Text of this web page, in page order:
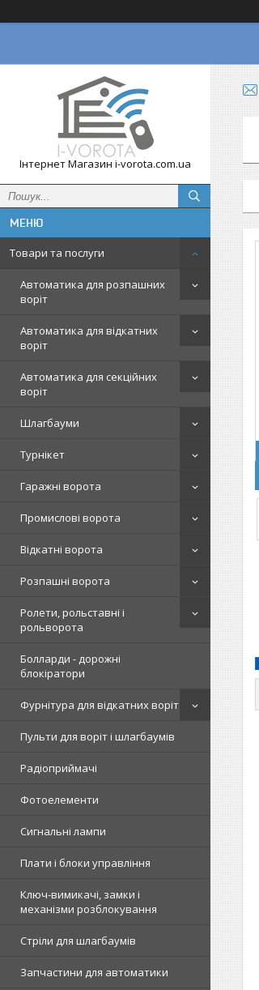
Інтернет Магазин i-vorota.com.ua
Товари та послуги
Автоматика для розпашних
воріт
Автоматика для відкатних
воріт
Автоматика для секційних
воріт
Шлагбауми
Турнікет
Гаражні ворота
Промислові ворота
Відкатні ворота
Розпашні ворота
Ролети, рольставні і
рольворота
Болларди - дорожні
блокіратори
Фурнітура для відкатних воріт
Пульти для воріт і шлагбаумів
Радіоприймачі
Фотоелементи
Сигнальні лампи
Плати і блоки управління
Ключ-вимикачі, замки і
механізми розблокування
Стріли для шлагбаумів
Запчастини для автоматики